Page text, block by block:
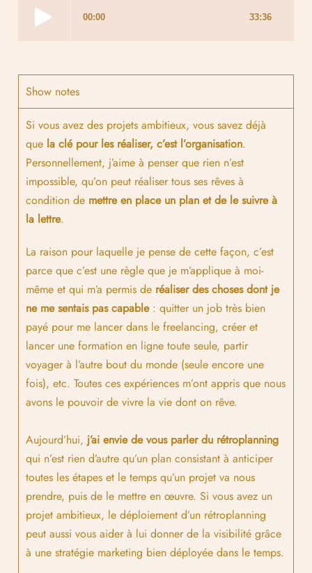
Show notes
Si vous avez des projets ambitieux, vous savez déjà
que la clé pour les réaliser, c’est l’organisation.
Personnellement, j’aime à penser que rien n’est
impossible, qu’on peut réaliser tous ses rêves à
condition de mettre en place un plan et de le suivre à
la lettre.
La raison pour laquelle je pense de cette façon, c’est
parce que c’est une règle que je m’applique à moi-
même et qui m’a permis de réaliser des choses dont je
ne me sentais pas capable: quitter un job très bien
payé pour me lancer dans le freelancing, créer et
lancer une formation en ligne toute seule, partir
voyager à l’autre bout du monde (seule encore une
fois), etc. Toutes ces expériences m’ont appris que nous
avons le pouvoir de vivre la vie dont on rêve.
Aujourd’hui, j’ai envie de vous parler du rétroplanning
qui n’est rien d’autre qu’un plan consistant à anticiper
toutes les étapes et le temps qu’un projet va nous
prendre, puis de le mettre en œuvre. Si vous avez un
projet ambitieux, le déploiement d’un rétroplanning
peut aussi vous aider à lui donner de la visibilité grâce
à une stratégie marketing bien déployée dans le temps.